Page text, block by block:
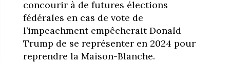
concourir à de futures élections
fédérales en cas de vote de
l’impeachment empêcherait Donald
Trump de se représenter en 2024 pour
reprendre la Maison-Blanche.